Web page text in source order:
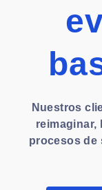
Nuestros
reimaginar,
procesos de